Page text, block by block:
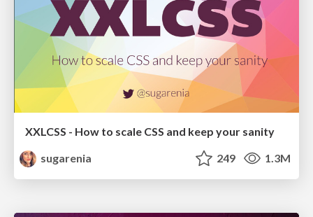
XXLCSS - How to scale CSS and keep your sanity
sugarenia
249 1.3M